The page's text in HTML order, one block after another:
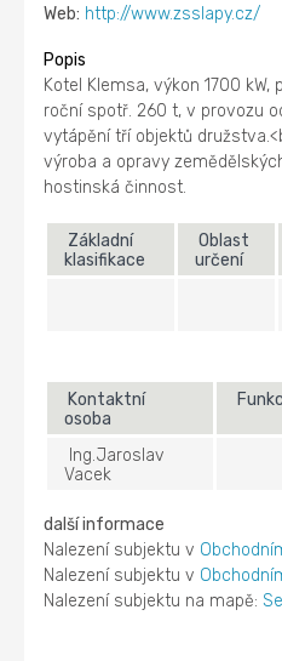
Web: http://www.zsslapy.cz/
Popis
Kotel Klemsa, výkon 1700 kW,
roční spotř. 260 t, v provozu
vytápění tří objektů
výroba a opravy
hostinská činnost.
Základní
klasifikace
Oblast
určení
Kontaktní
osoba
Ing.Jaroslav
Vacek
další informace
Nalezení subjektu v
Nalezení subjektu v
Nalezení subjektu na mapě: